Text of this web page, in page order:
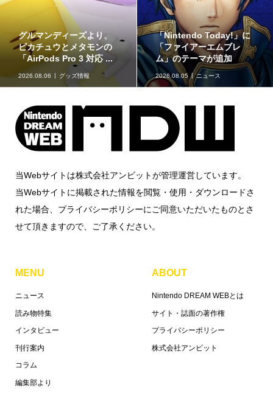
『マリオカートツアー』
で「シャボンロード」な
どが舞台の「バカンス...
ゲームソフトニュー
ス
ゴーストタイプのポケモ
ンをデザインしたアクリ
ルアイテム2種が、アイ...
2026.08.05 グッズ情報
当Webサイトは株式会社アンビットが管理運営しています。
当Webサイトに掲載された情報を閲覧・使用・ダウンロードさ
れた場合、プライバシーポリシーにご同意いただいたものとさ
せて頂きますので、ご了承ください。
MENU
ニュース
読み物特集
インタビュー
刊行案内
コラム
編集部より
ABOUT
Nintendo DREAM WEBとは
サイト・誌面の著作権
プライバシーポリシー
株式会社アンビット